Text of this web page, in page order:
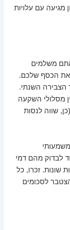
מגיעה עם עלויות
משלמים
את הכסף שלכם.
הצבירה השנתי.
מסלולי השקעה
שווה לנסות
משמעותי
לבדוק מהם דמי
שונות. זכרו, כל
לסכומים